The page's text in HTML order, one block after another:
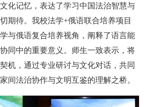
化记忆，表达了学习中国法治智慧与
期待。我校法学+俄语联合培养项目
与俄语复合培养视角，阐释了语言能
同中的重要意义。师生一致表示，将
机，通过专业研讨与文化对话，共同
间法治协作与文明互鉴的理解之桥。